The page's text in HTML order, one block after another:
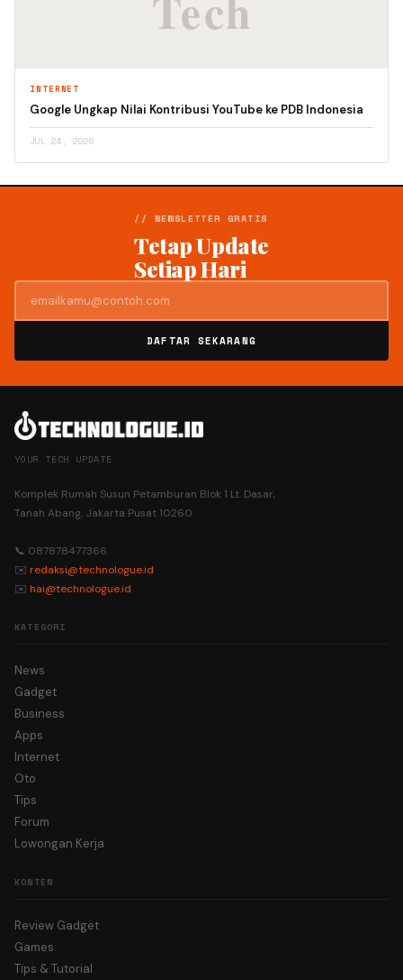
INTERNET
Google Ungkap Nilai Kontribusi YouTube ke PDB Indonesia
JUL 24, 2026
// NEWSLETTER GRATIS
Tetap Update
Setiap Hari
DAFTAR SEKARANG
YOUR TECH UPDATE
Komplek Rumah Susun Petamburan Blok 1 Lt. Dasar,
Tanah Abang, Jakarta Pusat 10260
📞 087878477366
✉️ redaksi@technologue.id
✉️ hai@technologue.id
KATEGORI
News
Gadget
Business
Apps
Internet
Oto
Tips
Forum
Lowongan Kerja
KONTEN
Review Gadget
Games
Tips & Tutorial